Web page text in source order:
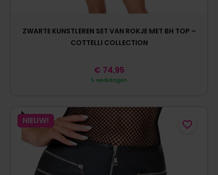
ZWARTE KUNSTLEREN SET VAN ROKJE MET BH TOP –
COTTELLI COLLECTION
5 werkdagen
€ 74,95
NIEUW!